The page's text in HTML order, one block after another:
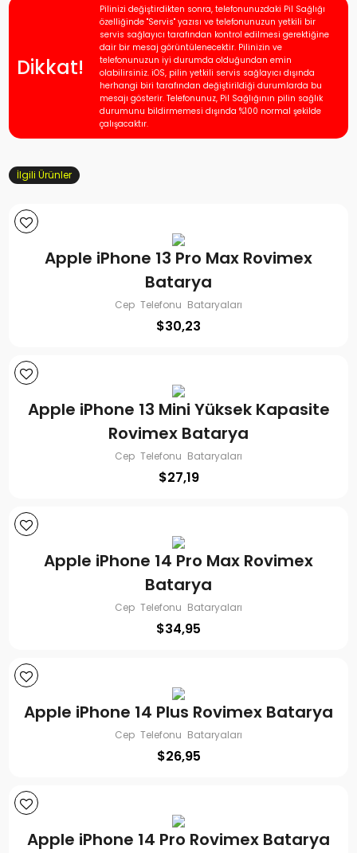
Dikkat!
Pilinizi değiştirdikten sonra, telefonunuzdaki Pil Sağlığı
özelliğinde "Servis" yazısı ve telefonunuzun yetkili bir
servis sağlayıcı tarafından kontrol edilmesi gerektiğine
dair bir mesaj görüntülenecektir. Pilinizin ve
telefonunuzun iyi durumda olduğundan emin
olabilirsiniz. iOS, pilin yetkili servis sağlayıcı dışında
herhangi biri tarafından değiştirildiği durumlarda bu
mesajı gösterir. Telefonunuz, Pil Sağlığının pilin sağlık
durumunu bildirmemesi dışında %100 normal şekilde
çalışacaktır.
İlgili Ürünler
Apple iPhone 13 Pro Max Rovimex
Batarya
Cep Telefonu Bataryaları
$30,23
Apple iPhone 13 Mini Yüksek Kapasite
Rovimex Batarya
Cep Telefonu Bataryaları
$27,19
Apple iPhone 14 Pro Max Rovimex
Batarya
Cep Telefonu Bataryaları
$34,95
Apple iPhone 14 Plus Rovimex Batarya
Cep Telefonu Bataryaları
$26,95
Apple iPhone 14 Pro Rovimex Batarya